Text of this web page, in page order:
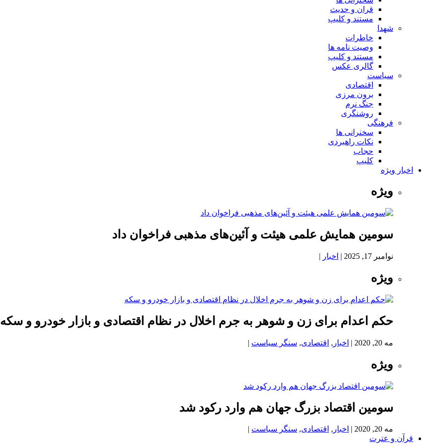
قران و حدیث
مستند و کلیپ
شهدا
خاطرات
وصیت نامه ها
مستند و کلیپ
گالری عکس
سیاست
اقتصادی
برون مرزی
جنگ نرم
روشنگری
فرهنگی
سخنرانی ها
نکات راهبردی
حجاب
کلیپ
اخبار ویژه
ویژه
سومین همایش علمی هیئت و آئین‌های مذهبی فراخوان داد
نوامبر 17, 2025 | اخبار |
ویژه
حکم اعدام برای زن و شوهر به جرم اخلال در نظام اقتصادی و بازار خودرو و سکه
مه 20, 2020 | اخبار , اقتصادی, سنگر سیاست |
ویژه
سومین اقتصاد بزرگ جهان هم وارد رکود شد
مه 20, 2020 | اخبار , اقتصادی, سنگر سیاست |
قرآن و عترت